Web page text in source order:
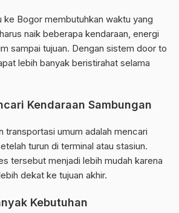
ke Bogor membutuhkan waktu yang
naik beberapa kendaraan, energi
sampai tujuan. Dengan sistem door to
lebih banyak beristirahat selama
Kendaraan Sambungan
transportasi umum adalah mencari
turun di terminal atau stasiun.
tersebut menjadi lebih mudah karena
dekat ke tujuan akhir.
Kebutuhan